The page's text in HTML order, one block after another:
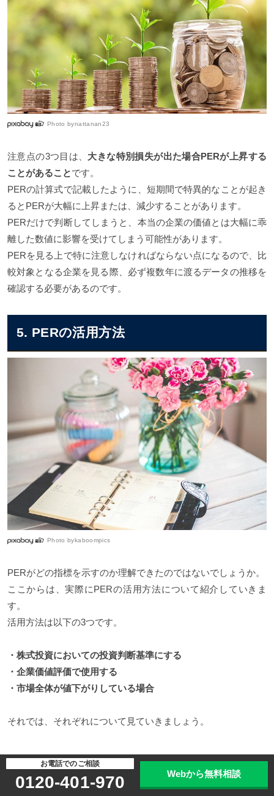
Photo bynattanan23
注意点の3つ目は、 大きな特別損失が出た場合PERが上昇する
ことがあることです。
PERの計算式で記載したように、短期間で特異的なことが起き
るとPERが大幅に上昇または、減少することがあります。
PERだけで判断してしまうと、本当の企業の価値とは大幅に乖
離した数値に影響を受けてしまう可能性があります。
PERを見る上で特に注意しなければならない点になるので、比
較対象となる企業を見る際、必ず複数年に渡るデータの推移を
確認する必要があるのです。
5. PERの活用方法
Photo bykaboompics
PERがどの指標を示すのか理解できたのではないでしょうか。
ここからは、実際にPERの活用方法について紹介していきま
す。
活用方法は以下の3つです。
・株式投資においての投資判断基準にする
・企業価値評価で使用する
・市場全体が値下がりしている場合
それでは、それぞれについて見ていきましょう。
株式投資においての投資判断基準にする
お電話でのご相談
0120-401-970 Webから無料相談